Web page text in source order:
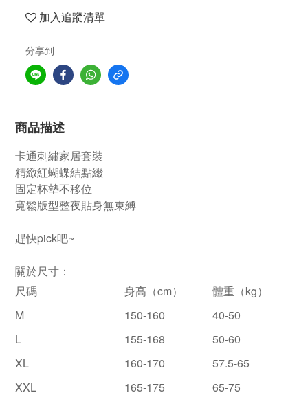
加入追蹤清單
分享到
商品描述
卡通刺繡家居套裝
精緻紅蝴蝶結點綴
固定杯墊不移位
寬鬆版型整夜貼身無束縛
趕快pick吧~
關於尺寸：
尺碼
身高（cm） 體重（kg）
M
150-160
40-50
L
155-168
50-60
XL
160-170
57.5-65
XXL
165-175 65-75